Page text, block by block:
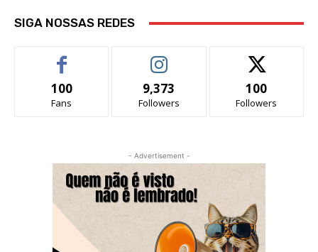
SIGA NOSSAS REDES
100
Fans
9,373
Followers
100
Followers
- Advertisement -